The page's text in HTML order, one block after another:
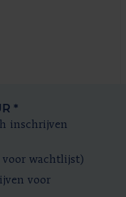
*
inschrijven
wachtlijst)
voor